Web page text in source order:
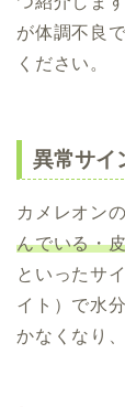
が体調不良
ください。
異常サ
カメレオン
んでいる・
といったサ
イト）で水
かなくなり